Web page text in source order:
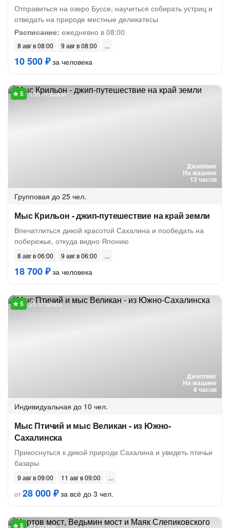
Отправиться на озеро Буссе, научиться собирать устриц и
отведать на природе местные деликатесы
Расписание: ежедневно в 08:00
8 авг в 08:00 9 авг в 08:00
10 500 ₽за человека
Джиппинг
На машине
13 часов
130 отзывов
Групповая до 25 чел.
Мыс Крильон - джип-путешествие на край земли
Впечатлиться дикой красотой Сахалина и пообедать на
побережье, откуда видно Японию
8 авг в 06:00 9 авг в 06:00
18 700 ₽за человека
Джиппинг
На машине
8 часов
25 отзывов
Индивидуальная до 10 чел.
Мыс Птичий и мыс Великан - из Южно-
Сахалинска
Прикоснуться к дикой природе Сахалина и увидеть птичьи
базары
9 авг в 09:00
11 авг в 09:00
от28 000 ₽за всё до 3 чел.
21 отзыв